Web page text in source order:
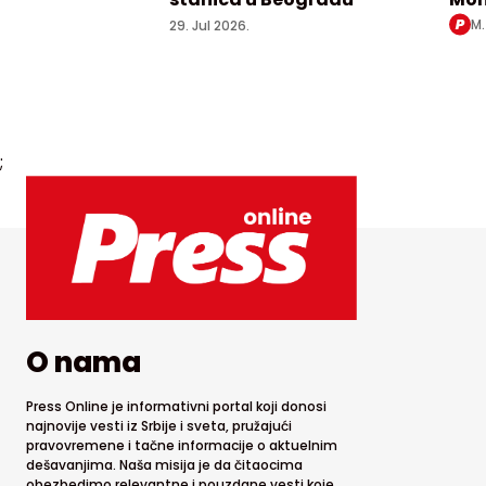
29. Jul 2026.
;
O nama
Press Online je informativni portal koji donosi
najnovije vesti iz Srbije i sveta, pružajući
pravovremene i tačne informacije o aktuelnim
dešavanjima. Naša misija je da čitaocima